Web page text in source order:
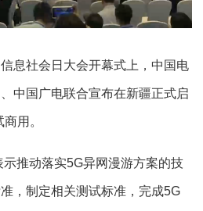
息社会日大会开幕式上，中国电
中国广电联合宣布在新疆正式启
用。
推动落实5G异网漫游方案的技
，制定相关测试标准，完成5G